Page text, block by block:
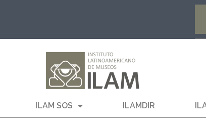
ILAM SOS ILAMDIR